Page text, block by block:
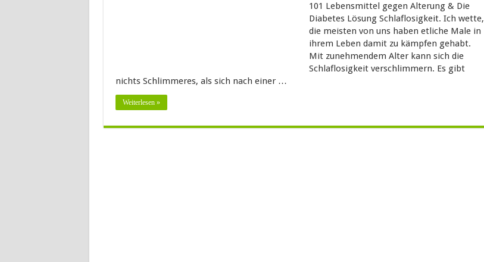
101 Lebensmittel gegen Alterung & Die
Diabetes Lösung Schlaflosigkeit. Ich wette,
die meisten von uns haben etliche Male in
ihrem Leben damit zu kämpfen gehabt.
Mit zunehmendem Alter kann sich die
Schlaflosigkeit verschlimmern. Es gibt
nichts Schlimmeres, als sich nach einer …
Weiterlesen »